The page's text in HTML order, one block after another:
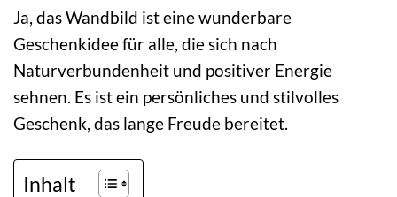
Ja, das Wandbild ist eine wunderbare
Geschenkidee für alle, die sich nach
Naturverbundenheit und positiver Energie
sehnen. Es ist ein persönliches und stilvolles
Geschenk, das lange Freude bereitet.
Inhalt